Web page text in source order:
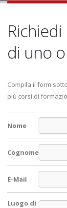
Richiedi
di uno
Compila il form
più corsi di
Nome
Cognome
E-Mail
Luogo di